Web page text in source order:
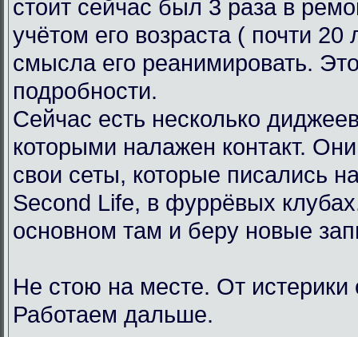
стоит сейчас был 3 раза в
учётом его возраста ( почти 20
смысла его реанимировать.
подробности.
Сейчас есть несколько
которыми налажен контакт.
свои сеты, которые писались
Second Life, в фуррёвых
основном там и беру новые
Не стою на месте. От истерики
Работаем дальше.